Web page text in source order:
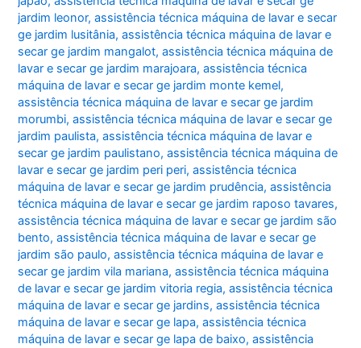
jardim leonor,assistência técnica máquina de lavar e secar
ge jardim lusitânia,assistência técnica máquina de lavar e
secar ge jardim mangalot,assistência técnica máquina de
lavar e secar ge jardim marajoara,assistência técnica
máquina de lavar e secar ge jardim monte kemel,
assistência técnica máquina de lavar e secar ge jardim
morumbi,assistência técnica máquina de lavar e secar ge
jardim paulista,assistência técnica máquina de lavar e
secar ge jardim paulistano,assistência técnica máquina de
lavar e secar ge jardim peri peri,assistência técnica
máquina de lavar e secar ge jardim prudência,assistência
técnica máquina de lavar e secar ge jardim raposo tavares,
assistência técnica máquina de lavar e secar ge jardim são
bento,assistência técnica máquina de lavar e secar ge
jardim são paulo,assistência técnica máquina de lavar e
secar ge jardim vila mariana,assistência técnica máquina
de lavar e secar ge jardim vitoria regia,assistência técnica
máquina de lavar e secar ge jardins,assistência técnica
máquina de lavar e secar ge lapa,assistência técnica
máquina de lavar e secar ge lapa de baixo,assistência